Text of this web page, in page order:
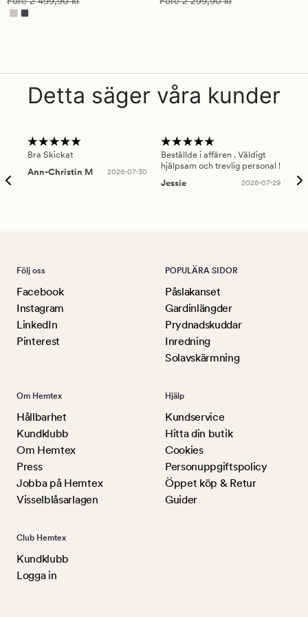
5
2
Detta säger våra kunder
Bra Skickat
Ann-Christin M
2026-07-30
Beställde i affären . Väldigt
hjälpsam och trevlig personal !
Jessie
2026-07-29
Följ oss
Facebook
Instagram
LinkedIn
Pinterest
POPULÄRA SIDOR
Påslakanset
Gardinlängder
Prydnadskuddar
Inredning
Solavskärmning
Om Hemtex
Hållbarhet
Kundklubb
Om Hemtex
Press
Jobba på Hemtex
Visselblåsarlagen
Hjälp
Kundservice
Hitta din butik
Cookies
Personuppgiftspolicy
Öppet köp & Retur
Guider
Club Hemtex
Kundklubb
Logga in